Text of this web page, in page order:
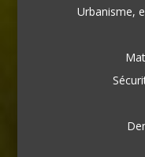
Urbanisme,